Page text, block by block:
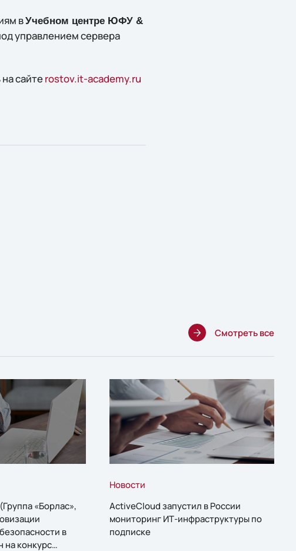
вУчебном центре ЮФУ &
управлением сервера
сайтеrostov.it-academy.ru
Смотреть все
«Борлас»,
в
на конкурс
Новости
ActiveCloud запустил в России
мониторинг ИТ-инфраструктуры по
подписке